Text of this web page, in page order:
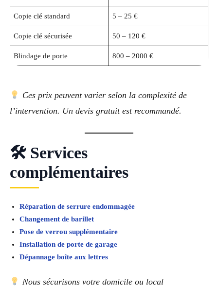
Copie clé standard 5 – 25 €
Copie clé sécurisée 50 – 120 €
Blindage de porte 800 – 2000 €
Ces prix peuvent varier selon la complexité de
l’intervention. Un devis gratuit est recommandé.
🛠 Services
complémentaires
Réparation de serrure endommagée
Changement de barillet
Pose de verrou supplémentaire
Installation de porte de garage
Dépannage boîte aux lettres
Nous sécurisons votre domicile ou local